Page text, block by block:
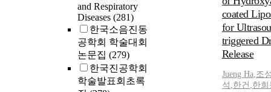
and Respiratory
Diseases (281)
한국소음진동
공학회 학술대회
논문집 (279)
한국진공학회
학술발표회초록
HA fillers are
produced for
of correcting
augmentation
tissue.
efficacy,
safety of a
coated
for
triggered
Release
Jueng Ha,조
석 ,한건 ,한희